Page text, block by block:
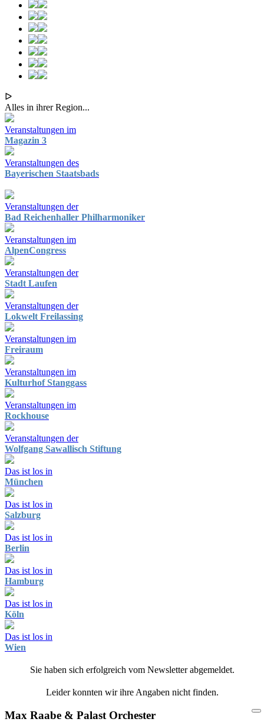
ᐅ
Alles in ihrer Region...
Veranstaltungen im
Magazin 3
Veranstaltungen des
Bayerischen Staatsbads
Veranstaltungen der
Bad Reichenhaller Philharmoniker
Veranstaltungen im
AlpenCongress
Veranstaltungen der
Stadt Laufen
Veranstaltungen der
Lokwelt Freilassing
Veranstaltungen im
Freiraum
Veranstaltungen im
Kulturhof Stanggass
Veranstaltungen im
Rockhouse
Veranstaltungen der
Wolfgang Sawallisch Stiftung
Das ist los in
München
Das ist los in
Salzburg
Das ist los in
Berlin
Das ist los in
Hamburg
Das ist los in
Köln
Das ist los in
Wien
Sie haben sich erfolgreich vom Newsletter abgemeldet.
Leider konnten wir ihre Angaben nicht finden.
Max Raabe & Palast Orchester